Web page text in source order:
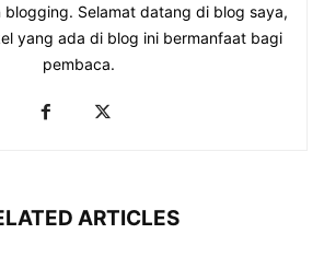
Selamat datang di blog saya,
yang ada di blog ini bermanfaat bagi
pembaca.
ARTICLES